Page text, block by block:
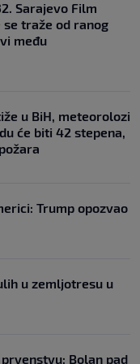
Sarajevo Film
traže od ranog
među
u BiH, meteorolozi
će biti 42 stepena,
Trump opozvao
u zemljotresu u
Bolan pad